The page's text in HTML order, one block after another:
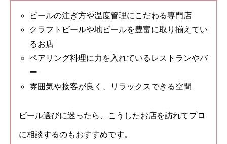
ビールの注ぎ方や温度管理にこだわる専門店
クラフトビールや地ビールを豊富に取り揃えてい
るお店
ペアリング料理に力を入れているレストランやバ
ー
雰囲気や接客が良く、リラックスできる空間
ビール選びに迷ったら、こうしたお店を訪れてプロ
に相談するのもおすすめです。